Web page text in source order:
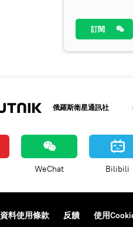
訂閱
俄羅斯衛星通訊社
WeChat Bilibili
資料使用條款 反饋 使用